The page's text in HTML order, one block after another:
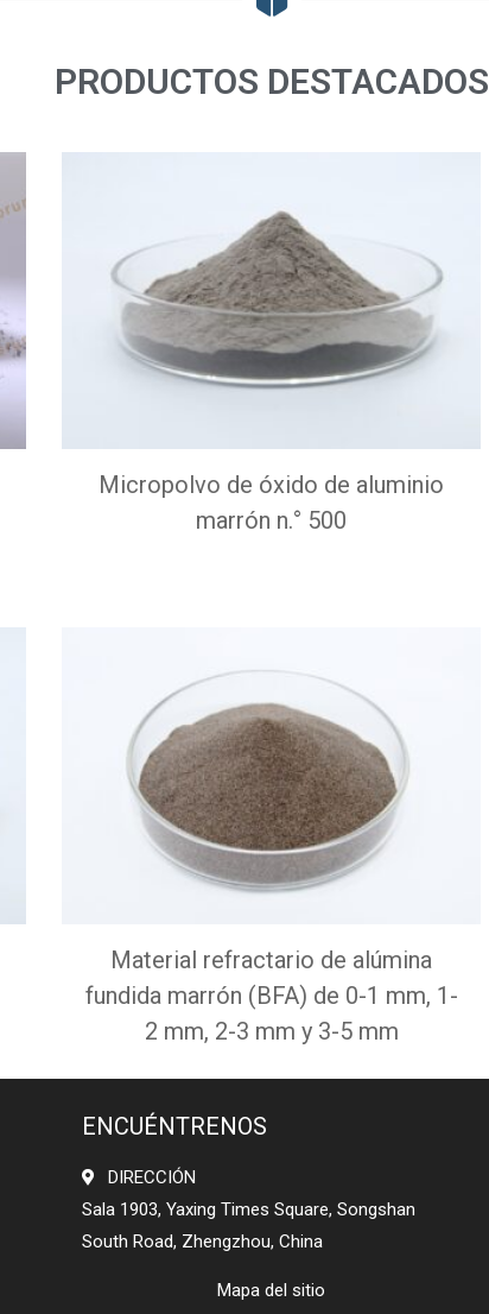
PRODUCTOS DESTACADOS
Micropolvo de óxido de aluminio
marrón n.° 500
Material refractario de alúmina
fundida marrón (BFA) de 0-1 mm, 1-
2 mm, 2-3 mm y 3-5 mm
ENCUÉNTRENOS
DIRECCIÓN
Sala 1903, Yaxing Times Square, Songshan
South Road, Zhengzhou, China
Mapa del sitio